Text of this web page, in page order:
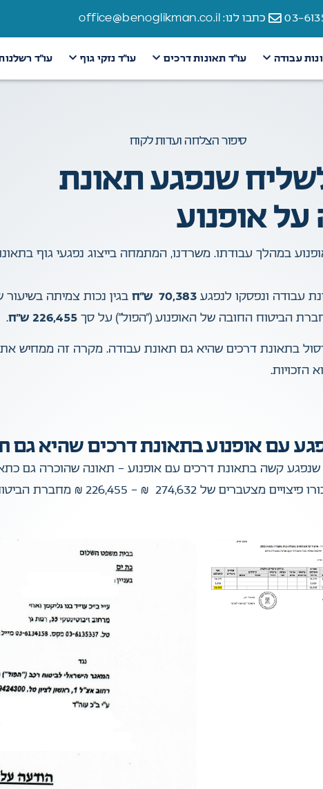
כתבו לנו: office@benoglikman.co.il
עבודה עו״ד תאונות דרכים עו״ד נזקי גוף עו״ד
סיפור הצלחה ועדות לקוח
ש”ח לשליח שנפגע תאונת
על אופנוע
אופנוע במהלך עבודתו. משרדנו, המתמחה בייצוג נפגעי גוף
עבודה ונפסקו לנפגע70,383 ש”ח בגין נכות צמיתה בשיעור של 10% . במקביל,
הביטוח החובה של האופנוע (“הפול”) על סך226,455 ש”ח .
הזכויות.
בן 26, חייל בודד לשעבר, שנפגע קשה בתאונת דרכים עם אופנוע – תאונה